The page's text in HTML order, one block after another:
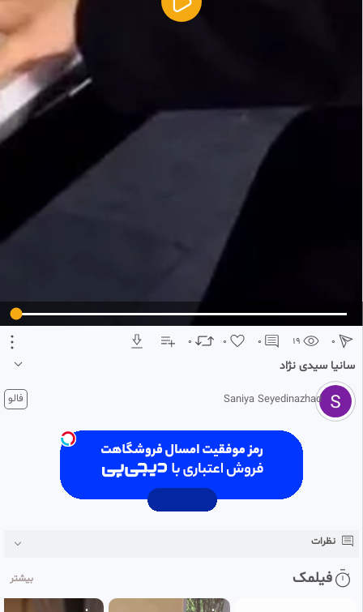
0 0 0 19 0
سانيا سیدی نژاد
سانیا سیدی نژاد
پیانو مندلسون
Saniya Seyedinazhad فالو
نظرات
فیلمک بیشتر